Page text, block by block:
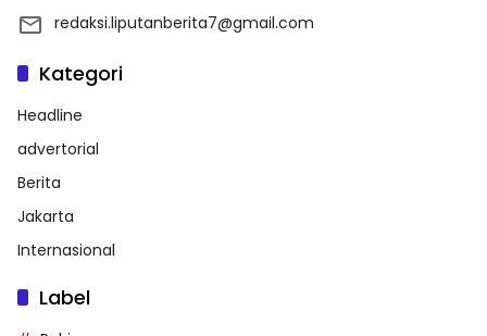
redaksi.liputanberita7@gmail.com
Kategori
Headline
advertorial
Berita
Jakarta
Internasional
Label